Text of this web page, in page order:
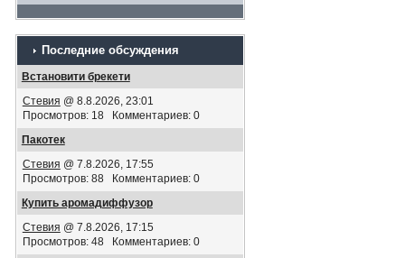
Последние обсуждения
Встановити брекети
Стевия @ 8.8.2026, 23:01
Просмотров: 18 Комментариев: 0
Пакотек
Стевия @ 7.8.2026, 17:55
Просмотров: 88 Комментариев: 0
Купить аромадиффузор
Стевия @ 7.8.2026, 17:15
Просмотров: 48 Комментариев: 0